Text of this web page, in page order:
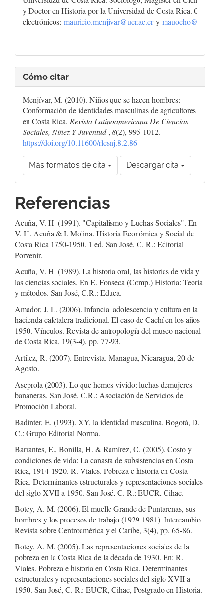
y Doctor en Historia por la Universidad de Costa Rica. Correos
electrónicos: mauricio.menjivar@ucr.ac.cry
Cómo citar
Menjívar, M. (2010). Niños que se hacen hombres:
Conformación de identidades masculinas de agricultores
en Costa Rica. Revista Latinoamericana De Ciencias
Sociales, Niñez Y Juventud, 8(2), 995-1012.
https://doi.org/10.11600/rlcsnj.8.2.86
Más formatos de cita Descargar cita
Referencias
Acuña, V. H. (1991). "Capitalismo y Luchas Sociales". En
V. H. Acuña & I. Molina. Historia Económica y Social de
Costa Rica 1750-1950. 1 ed. San José, C. R.: Editorial
Porvenir.
Acuña, V. H. (1989). La historia oral, las historias de vida y
las ciencias sociales. En E. Fonseca (Comp.) Historia: Teoría
y métodos. San José, C.R.: Educa.
Amador, J. L. (2006). Infancia, adolescencia y cultura en la
hacienda cafetalera tradicional. El caso de Cachí en los años
1950. Vínculos. Revista de antropología del museo nacional
de Costa Rica, 19(3-4), pp. 77-93.
Artilez, R. (2007). Entrevista. Managua, Nicaragua, 20 de
Agosto.
Aseprola (2003). Lo que hemos vivido: luchas demujeres
bananeras. San José, C.R.: Asociación de Servicios de
Promoción Laboral.
Badinter, E. (1993). XY, la identidad masculina. Bogotá, D.
C.: Grupo Editorial Norma.
Barrantes, E., Bonilla, H. & Ramírez, O. (2005). Costo y
condiciones de vida: La canasta de subsistencias en Costa
Rica, 1914-1920. R. Viales. Pobreza e historia en Costa
Rica. Determinantes estructurales y representaciones sociales
del siglo XVII a 1950. San José, C. R.: EUCR, Cihac.
Botey, A. M. (2006). El muelle Grande de Puntarenas, sus
hombres y los procesos de trabajo (1929-1981). Intercambio.
Revista sobre Centroamérica y el Caribe, 3(4), pp. 65-86.
Botey, A. M. (2005). Las representaciones sociales de la
pobreza en la Costa Rica de la década de 1930. En: R.
Viales. Pobreza e historia en Costa Rica. Determinantes
estructurales y representaciones sociales del siglo XVII a
1950. San José, C. R.: EUCR, Cihac, Postgrado en Historia.